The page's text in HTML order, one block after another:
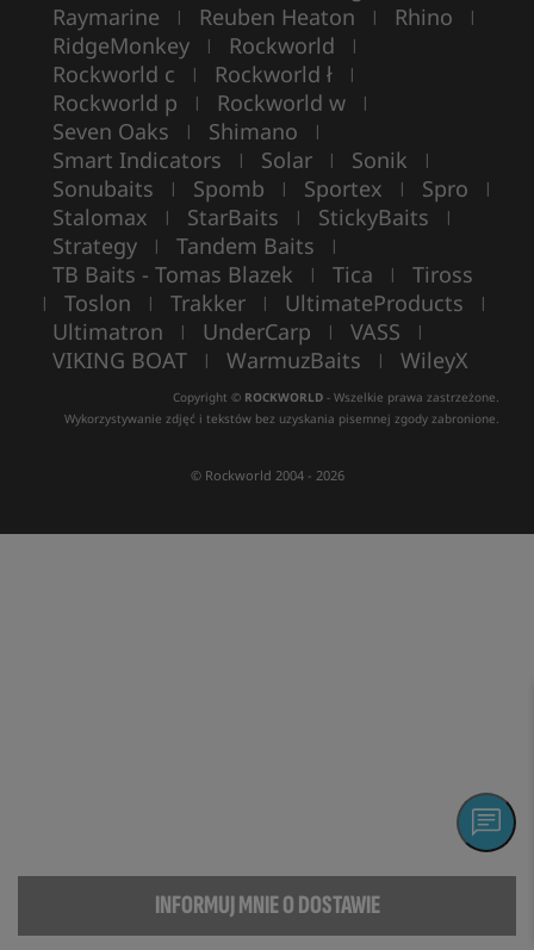
INFORMUJ MNIE O DOSTAWIE
Raymarine | Reuben Heaton | Rhino |
RidgeMonkey | Rockworld |
Rockworld c | Rockworld ł |
Rockworld p | Rockworld w |
Seven Oaks | Shimano |
Smart Indicators | Solar | Sonik |
Sonubaits | Spomb | Sportex | Spro |
Stalomax | StarBaits | StickyBaits |
Strategy | Tandem Baits |
TB Baits - Tomas Blazek | Tica | Tiross
| Toslon | Trakker | UltimateProducts |
Ultimatron | UnderCarp | VASS |
VIKING BOAT | WarmuzBaits | WileyX
Copyright © ROCKWORLD - Wszelkie prawa zastrzeżone.
Wykorzystywanie zdjęć i tekstów bez uzyskania pisemnej zgody zabronione.
© Rockworld 2004 - 2026